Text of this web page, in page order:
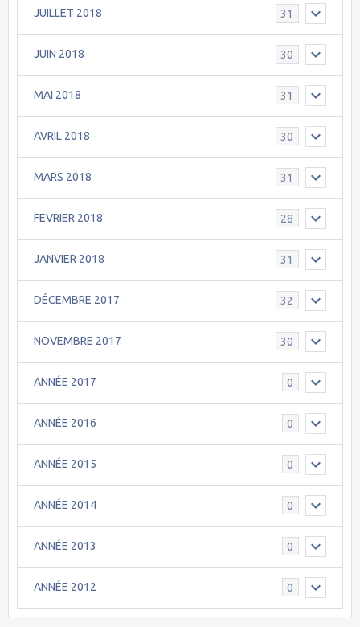
JUILLET 2018 31
JUIN 2018 30
MAI 2018 31
AVRIL 2018 30
MARS 2018 31
FEVRIER 2018 28
JANVIER 2018 31
DÉCEMBRE 2017 32
NOVEMBRE 2017 30
ANNÉE 2017 0
ANNÉE 2016 0
ANNÉE 2015 0
ANNÉE 2014 0
ANNÉE 2013 0
ANNÉE 2012 0